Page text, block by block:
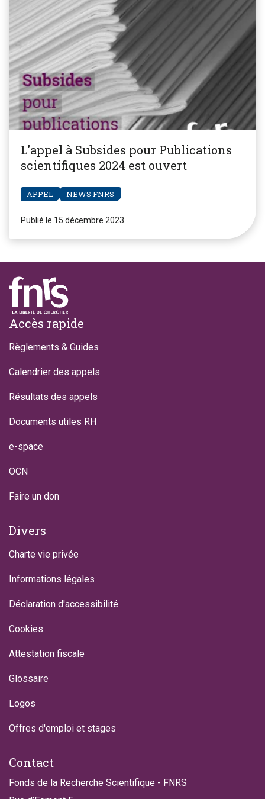
L'appel à Subsides pour Publications
scientifiques 2024 est ouvert
APPEL NEWS FNRS
Publié le 15 décembre 2023
Footer
Accès rapide
Règlements & Guides
Calendrier des appels
Résultats des appels
Documents utiles RH
e-space
OCN
Faire un don
Divers
Charte vie privée
Informations légales
Déclaration d'accessibilité
Cookies
Attestation fiscale
Glossaire
Logos
Offres d'emploi et stages
Contact
Fonds de la Recherche Scientifique - FNRS